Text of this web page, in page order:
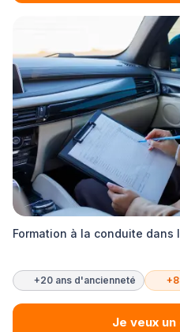
Formation à la conduite dans
+20 ans d'ancienneté
Je veux